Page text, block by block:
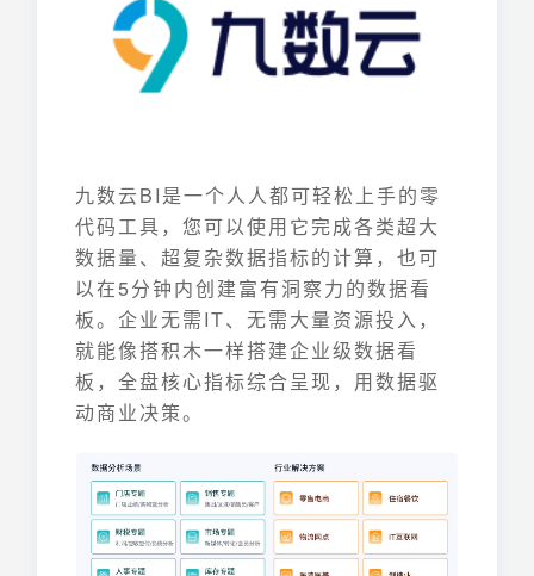
九数云BI是一个人人都可轻松上手的零
代码工具，您可以使用它完成各类超大
数据量、超复杂数据指标的计算，也可
以在5分钟内创建富有洞察力的数据看
板。企业无需IT、无需大量资源投入，
就能像搭积木一样搭建企业级数据看
板，全盘核心指标综合呈现，用数据驱
动商业决策。